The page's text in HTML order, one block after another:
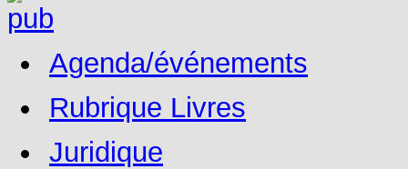
Agenda/événements
Rubrique Livres
Juridique